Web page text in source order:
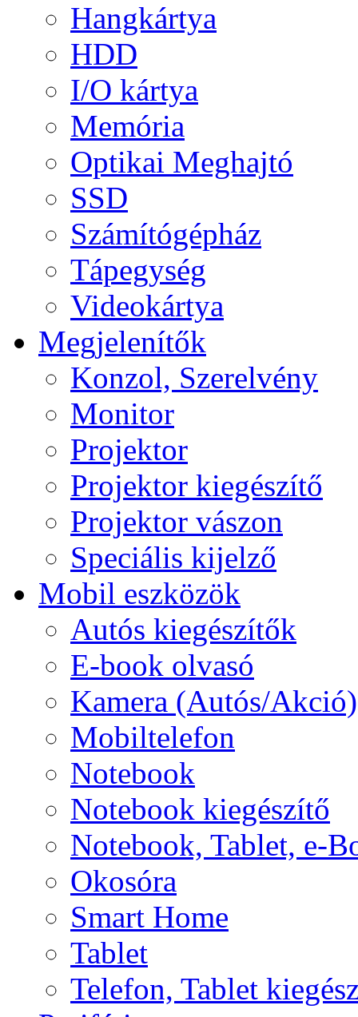
Hangkártya
HDD
I/O kártya
Memória
Optikai Meghajtó
SSD
Számítógépház
Tápegység
Videokártya
Megjelenítők
Konzol, Szerelvény
Monitor
Projektor
Projektor kiegészítő
Projektor vászon
Speciális kijelző
Mobil eszközök
Autós kiegészítők
E-book olvasó
Kamera (Autós/Akció)
Mobiltelefon
Notebook
Notebook kiegészítő
Notebook, Tablet, e-
Okosóra
Smart Home
Tablet
Telefon, Tablet